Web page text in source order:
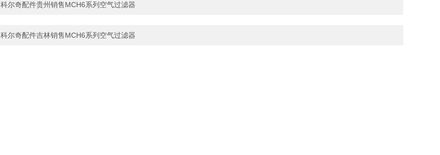
科尔奇配件贵州销售MCH6系列空气过滤器
科尔奇配件吉林销售MCH6系列空气过滤器